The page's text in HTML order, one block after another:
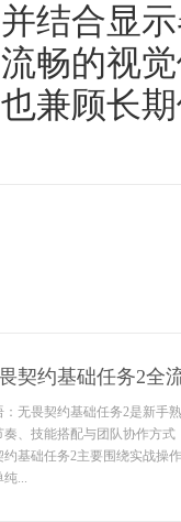
结合显
畅的视
兼顾长
契约基础任务2全
：无畏契约基础任务2是新手
奏、技能搭配与团队协作方
约基础任务2主要围绕实战操
纯...